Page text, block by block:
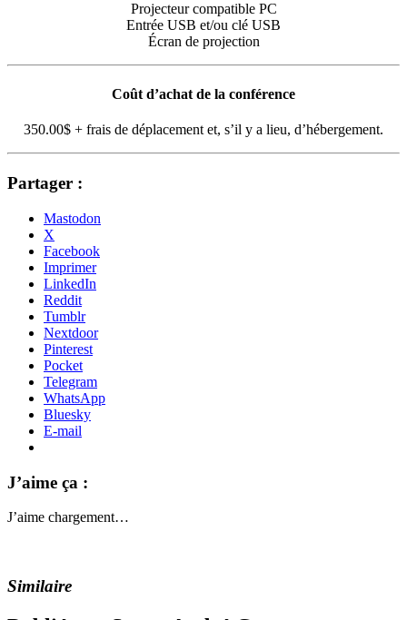
Projecteur compatible PC
Entrée USB et/ou clé USB
Écran de projection
Coût d’achat de la conférence
350.00$ + frais de déplacement et, s’il y a lieu, d’hébergement.
Partager :
Mastodon
X
Facebook
Imprimer
LinkedIn
Reddit
Tumblr
Nextdoor
Pinterest
Pocket
Telegram
WhatsApp
Bluesky
E-mail
J’aime ça :
J’aime chargement…
Similaire